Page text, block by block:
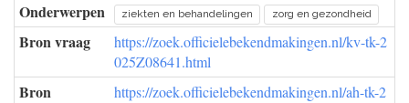
Onderwerpen ziekten en behandelingen zorg en gezondheid
Bron vraag
https://zoek.officielebekendmakingen.nl/kv-tk-2
025Z08641.html
Bron
https://zoek.officielebekendmakingen.nl/ah-tk-2